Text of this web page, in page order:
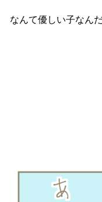
なんて優しい子なん